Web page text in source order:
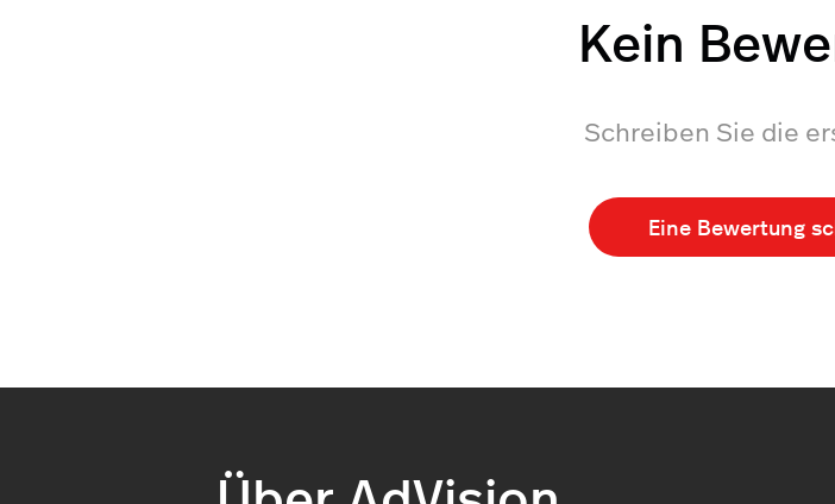
Kein
Schreiben Sie die
Eine Bewertung